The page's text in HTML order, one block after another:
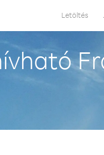
Letöltés